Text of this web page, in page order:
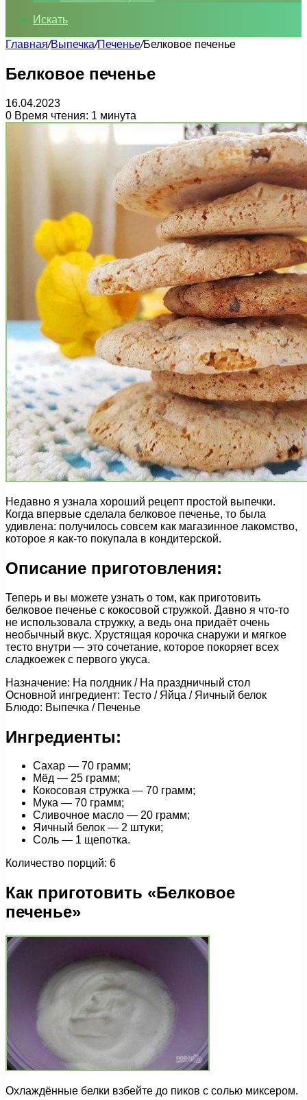
Искать
Главная/Выпечка/Печенье/Белковое печенье
Белковое печенье
16.04.2023
0 Время чтения: 1 минута
Недавно я узнала хороший рецепт простой выпечки.
Когда впервые сделала белковое печенье, то была
удивлена: получилось совсем как магазинное лакомство,
которое я как-то покупала в кондитерской.
Описание приготовления:
Теперь и вы можете узнать о том, как приготовить
белковое печенье с кокосовой стружкой. Давно я что-то
не использовала стружку, а ведь она придаёт очень
необычный вкус. Хрустящая корочка снаружи и мягкое
тесто внутри — это сочетание, которое покоряет всех
сладкоежек с первого укуса.
Назначение: На полдник / На праздничный стол
Основной ингредиент: Тесто / Яйца / Яичный белок
Блюдо: Выпечка / Печенье
Ингредиенты:
Сахар — 70 грамм;
Мёд — 25 грамм;
Кокосовая стружка — 70 грамм;
Мука — 70 грамм;
Сливочное масло — 20 грамм;
Яичный белок — 2 штуки;
Соль — 1 щепотка.
Количество порций: 6
Как приготовить «Белковое
печенье»
Охлаждённые белки взбейте до пиков с солью миксером.